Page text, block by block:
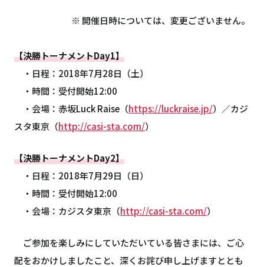
※ 開催日時については、変更ございません。
【決勝トーナメントDay1】
・日程：2018年7月28日（土）
・時間：受付開始12:00
・会場：赤坂Luck Raise（https://luckraise.jp/）／カジ
スタ東京（http://casi-sta.com/）
【決勝トーナメントDay2】
・日程：2018年7月29日（日）
・時間：受付開始12:00
・会場：カジスタ東京（http://casi-sta.com/）
ご参加を楽しみにしていただいている皆さまには、ご心
配をおかけしましたこと、深くお詫び申し上げますととも